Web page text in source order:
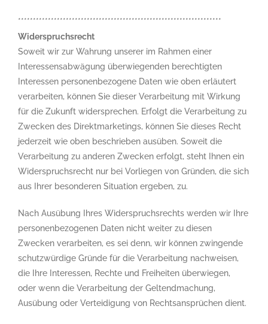
********************************************************************
Widerspruchsrecht
Soweit wir zur Wahrung unserer im Rahmen einer
Interessensabwägung überwiegenden berechtigten
Interessen personenbezogene Daten wie oben erläutert
verarbeiten, können Sie dieser Verarbeitung mit Wirkung
für die Zukunft widersprechen. Erfolgt die Verarbeitung zu
Zwecken des Direktmarketings, können Sie dieses Recht
jederzeit wie oben beschrieben ausüben. Soweit die
Verarbeitung zu anderen Zwecken erfolgt, steht Ihnen ein
Widerspruchsrecht nur bei Vorliegen von Gründen, die sich
aus Ihrer besonderen Situation ergeben, zu.
Nach Ausübung Ihres Widerspruchsrechts werden wir Ihre
personenbezogenen Daten nicht weiter zu diesen
Zwecken verarbeiten, es sei denn, wir können zwingende
schutzwürdige Gründe für die Verarbeitung nachweisen,
die Ihre Interessen, Rechte und Freiheiten überwiegen,
oder wenn die Verarbeitung der Geltendmachung,
Ausübung oder Verteidigung von Rechtsansprüchen dient.